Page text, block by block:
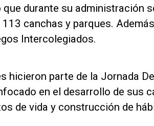
durante su administración
canchas y parques.
Intercolegiados.
hicieron parte de la Jornada
en el desarrollo de sus
de vida y construcción de